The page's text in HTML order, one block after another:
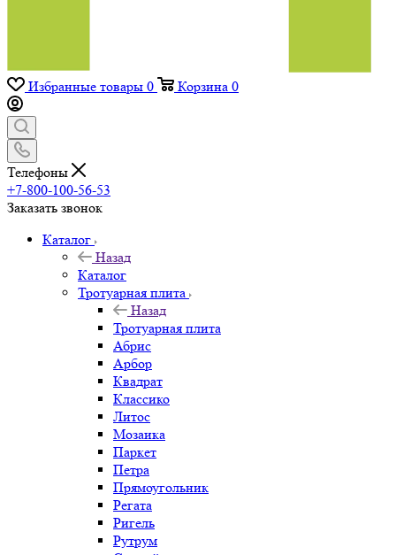
Избранные товары 0 Корзина 0
Телефоны
+7-800-100-56-53
Заказать звонок
Каталог
Назад
Каталог
Тротуарная плита
Назад
Тротуарная плита
Абрис
Арбор
Квадрат
Классико
Литос
Мозаика
Паркет
Петра
Прямоугольник
Регата
Ригель
Рутрум